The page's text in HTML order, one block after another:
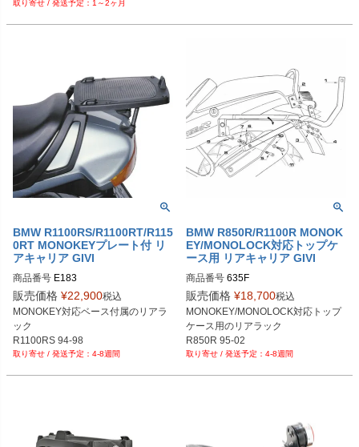
K1600B/GT/GTL
1～2ヶ月
BMW R1100RS/R1100RT/R115
0RT MONOKEYプレート付 リ
アキャリア GIVI
商品番号 E183
販売価格 ¥22,900税込
MONOKEY対応ベース付属のリアラ
ック
R1100RS 94-98
R1100RT 96-00
4-8週間
BMW R850R/R1100R MONOK
EY/MONOLOCK対応トップケ
ース用 リアキャリア GIVI
商品番号 635F
販売価格 ¥18,700税込
MONOKEY/MONOLOCK対応トップ
ケース用のリアラック
R850R 95-02
R1100R 95-01
4-8週間